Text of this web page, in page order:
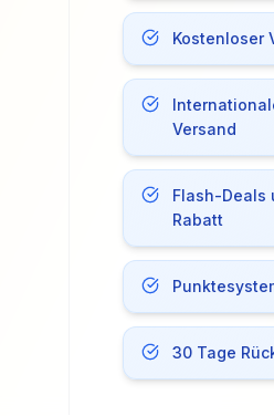
Kostenloser
Versand
Flash-Deals
Rabatt
30 Tage